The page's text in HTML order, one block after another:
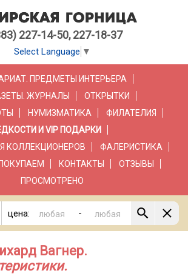
227-14-50, 227-18-37
Select Language ▼
ПРЕДМЕТЫ ИНТЕРЬЕРА
ЖУРНАЛЫ
ОТКРЫТКИ
НУМИЗМАТИКА
ФИЛАТЕЛИЯ
И VIP ПОДАРКИ
КОЛЛЕКЦИОНЕРОВ
ФАЛЕРИСТИКА
КОНТАКТЫ
ОТЗЫВЫ
ПРОСМОТРЕНО
цена: -
Вагнер.